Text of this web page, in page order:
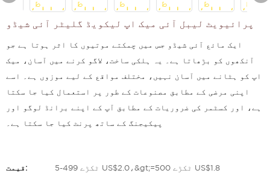
پرائیویٹ لیبل آئی میک اپ لیکویڈ گلیٹر آئی شیڈو
ایک مائع آئی شیڈو جس میں چمکتے موتیوں کا اثر ہوتا ہے جو
آنکھوں کو بڑھاتا ہے۔ یہ ہلکی ساخت، لاگو کرنے میں آسان، میک
اپ کو ہٹانے میں آسان نہیں، مختلف مواقع کے لیے موزوں ہے۔ اسے
اپنی مرضی کے مطابق مصنوعات کے طور پر استعمال کیا جا سکتا
ہے، اور کسٹمر کی ضروریات کے مطابق آپ کے اپنے برانڈ لوگو اور
پیکیجنگ کے ساتھ پرنٹ کیا جا سکتا ہے۔
قیمت: 5-499 ٹکڑے US$2.0،&gt;=500 ٹکڑے US$1.8